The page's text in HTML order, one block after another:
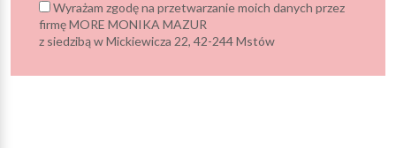
Wyrażam zgodę na przetwarzanie moich danych przez
firmę MORE MONIKA MAZUR
z siedzibą w Mickiewicza 22, 42-244 Mstów